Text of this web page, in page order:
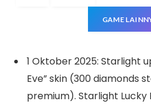
GAME
1 Oktober 2025: Starlight
Eve” skin (300 diamonds
premium). Starlight Lucky